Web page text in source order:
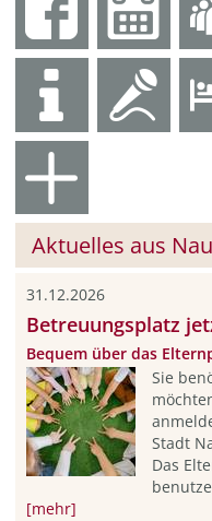
Aktuelles aus
31.12.2026
Betreuungsplatz
Bequem über das
Sie
Stadt
Das
[mehr]